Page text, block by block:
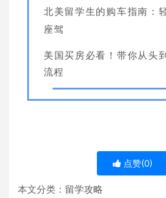
北美留学生的购车指南：
座驾
美国买房必看！带你从头
流程
点赞(0)
本文分类： 留学攻略